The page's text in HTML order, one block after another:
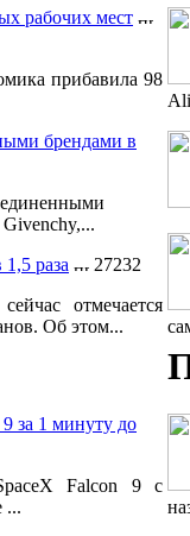
рабочих мест
прибавила 98
брендами в
раза
27232
отмечается
Об этом...
за 1 минуту до
Falcon 9 с
...